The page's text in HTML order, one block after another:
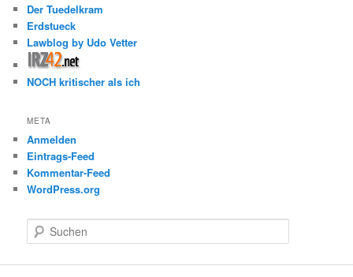
Der Tuedelkram
Erdstueck
Lawblog by Udo Vetter
NOCH kritischer als ich
META
Anmelden
Eintrags-Feed
Kommentar-Feed
WordPress.org
u